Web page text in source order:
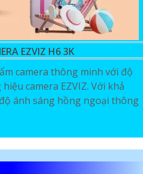
EZVIZ H6 3K
camera thông minh với độ
camera EZVIZ. Với khả
ánh sáng hồng ngoại thông